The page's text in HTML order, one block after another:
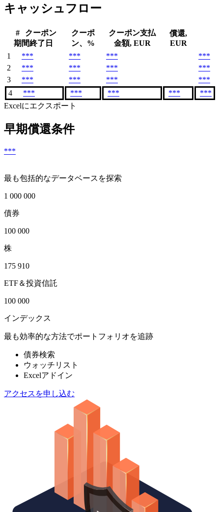
キャッシュフロー
#
クーポン
期間終了日
クーポ
ン、%
クーポン支払
金額, EUR
償還,
EUR
1
*** *** ***
***
2
*** *** ***
***
3
*** *** ***
***
4
*** *** *** ***
***
Excelにエクスポート
早期償還条件
***
最も包括的なデータベースを探索
1 000 000
債券
100 000
株
175 910
ETF＆投資信託
100 000
インデックス
最も効率的な方法でポートフォリオを追跡
債券検索
ウォッチリスト
Excelアドイン
アクセスを申し込む